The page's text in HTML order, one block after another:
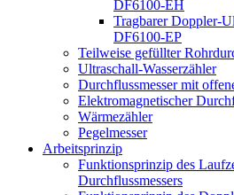
DF6100-EH
Tragbarer Doppler-
DF6100-EP
Teilweise gefüllter
Ultraschall-Wasserzähler
Durchflussmesser mit
Elektromagnetischer
Wärmezähler
Pegelmesser
Arbeitsprinzip
Funktionsprinzip des
Durchflussmessers